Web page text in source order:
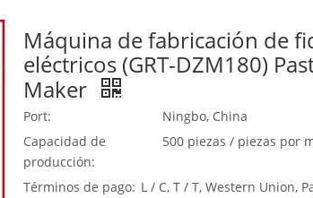
Máquina de fabricación de
eléctricos (GRT-DZM180)
Maker
Port:
Ningbo, China
Capacidad de
producción:
500 piezas / piezas por
Términos de pago: L / C, T / T, Western Union,